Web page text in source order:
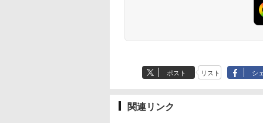
ポスト リスト シ
関連リンク